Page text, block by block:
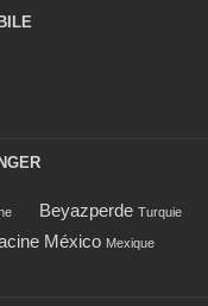
Beyazperde Turquie
México Mexique